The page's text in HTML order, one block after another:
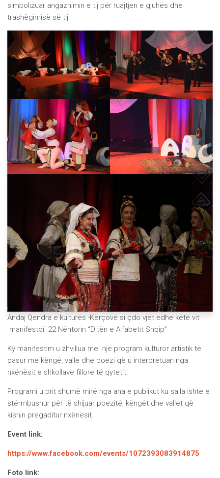
simbolizuar angazhimin e tij për ruajtjen e gjuhës dhe
trashëgimisë së tij.
Andaj Qendra e kulturës -Kërçovë si çdo vjet edhe këtë vit
manifestoi 22 Nëntorin “Ditën e Alfabetit Shqip”
Ky manifestim u zhvillua me një program kulturor artistik të
pasur me këngë, valle dhe poezi që u interpretuan nga
nxënësit e shkollave fillore të qytetit.
Programi u prit shumë mirë nga ana e publikut ku salla ishte e
stërmbushur për të shijuar poezitë, këngët dhe vallet që
kishin pregaditur nxënësit.
Event link:
https://www.facebook.com/events/1072393083914875
Foto link: